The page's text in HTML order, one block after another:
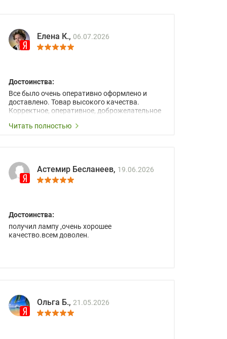
Елена К., 06.07.2026
Достоинства:
Все было очень оперативно оформлено и
доставлено. Товар высокого качества.
Корректное, оперативное, доброжелательное
Читать полностью
Астемир Бесланеев, 19.06.2026
Достоинства:
получил лампу ,очень хорошее
качество.всем доволен.
Ольга Б., 21.05.2026